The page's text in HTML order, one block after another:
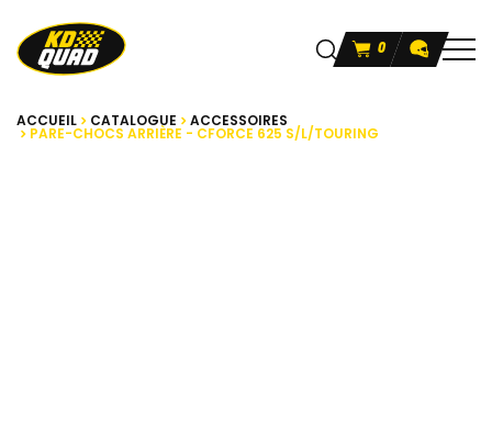
0
ACCUEIL CATALOGUE ACCESSOIRES
PARE-CHOCS ARRIÈRE - CFORCE 625 S/L/TOURING